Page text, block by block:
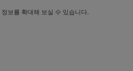
정보를 확대해 보실 수 있습니다.